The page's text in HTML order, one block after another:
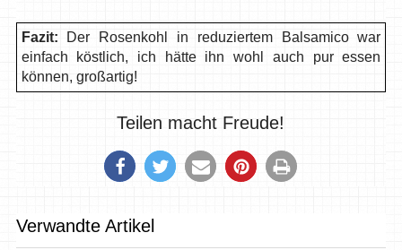
Fazit: Der Rosenkohl in reduziertem Balsamico war
einfach köstlich, ich hätte ihn wohl auch pur essen
können, großartig!
Teilen macht Freude!
Verwandte Artikel